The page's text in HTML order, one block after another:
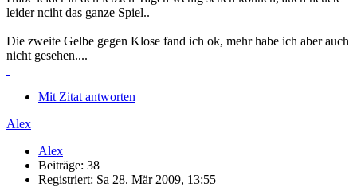
leider nciht das ganze Spiel..
Die zweite Gelbe gegen Klose fand ich ok, mehr habe ich aber auch
nicht gesehen....
Mit Zitat antworten
Alex
Alex
Beiträge: 38
Registriert: Sa 28. Mär 2009, 13:55